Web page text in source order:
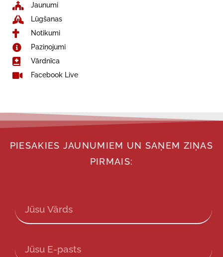
Jaunumi
Lūgšanas
Notikumi
Paziņojumi
Vārdnīca
Facebook Live
PIESAKIES JAUNUMIEM UN SAŅEM ZIŅAS
PIRMAIS: